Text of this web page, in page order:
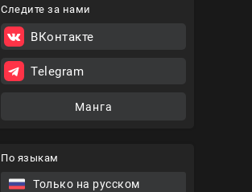
По языкам
Только на русском
Следите за нами
ВКонтакте
Telegram
Манга